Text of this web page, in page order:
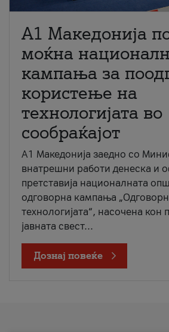
A1 Македонија
моќна
кампања за
користење на
технологијата во
сообраќајот
A1 Македонија заедно со
внатрешни работи денеска и
претставија националната
одговорна кампања
технологијата“, насочена кон
јавната свест...
Дознај повеќе